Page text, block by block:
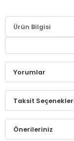
Ürün Bilgisi
Yorumlar
Bu
Taksit
Önerileriniz